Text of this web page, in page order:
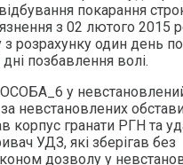
покарання
з 02 лютого 2015
розрахунку один день
позбавлення волі.
у
за невстановлених
корпус гранати РГН та
УДЗ, які зберігав без
дозволу у